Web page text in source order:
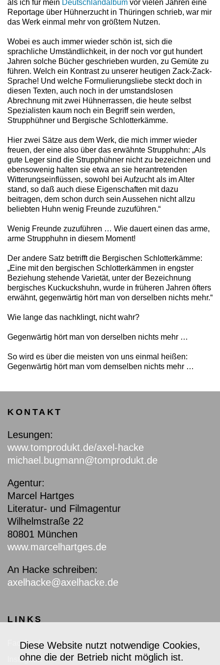
als ich für mein Deutschlandalbum vor vielen Jahren eine
Reportage über Hühnerzucht in Thüringen schrieb, war mir
das Werk einmal mehr von größtem Nutzen.
Wobei es auch immer wieder schön ist, sich die
sprachliche Umständlichkeit, in der noch vor gut hundert
Jahren solche Bücher geschrieben wurden, zu Gemüte zu
führen. Welch ein Kontrast zu unserer heutigen Zack-Zack-
Sprache! Und welche Formulierungsliebe steckt doch in
diesen Texten, auch noch in der umstandslosen
Abrechnung mit zwei Hühnerrassen, die heute selbst
Spezialisten kaum noch ein Begriff sein werden,
Strupphühner und Bergische Schlotterkämme.
Hier zwei Sätze aus dem Werk, die mich immer wieder
freuen, der eine also über das erwähnte Strupphuhn: „Als
gute Leger sind die Strupphühner nicht zu bezeichnen und
ebensowenig halten sie etwa an sie herantretenden
Witterungseinflüssen, sowohl bei Aufzucht als im Alter
stand, so daß auch diese Eigenschaften mit dazu
beitragen, dem schon durch sein Aussehen nicht allzu
beliebten Huhn wenig Freunde zuzuführen.“
Wenig Freunde zuzuführen … Wie dauert einen das arme,
arme Strupphuhn in diesem Moment!
Der andere Satz betrifft die Bergischen Schlotterkämme:
„Eine mit den bergischen Schlotterkämmen in engster
Beziehung stehende Varietät, unter der Bezeichnung
bergisches Kuckuckshuhn, wurde in früheren Jahren öfters
erwähnt, gegenwärtig hört man von derselben nichts mehr.“
Wie lange das nachklingt, nicht wahr?
Gegenwärtig hört man von derselben nichts mehr …
So wird es über die meisten von uns einmal heißen:
Gegenwärtig hört man vom demselben nichts mehr …
KONTAKT
Lesungen:
www.tomprodukt.de/axel-hacke
michael.bugmann@tomprodukt.de
Agentur:
Marcel Hartges
Literatur- und Filmagentur
Wilhelmstraße 22
80801 München
www.marcelhartges.de
An Hacke schreiben:
axelhacke@axelhacke.de
LINKS
Facebook
Instagram
Diese Website nutzt notwendige Cookies,
ohne die der Betrieb nicht möglich ist.